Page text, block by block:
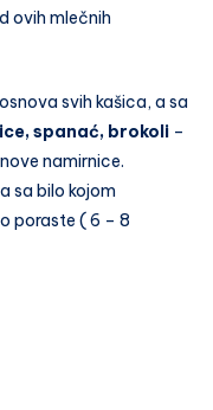
ovih mlečnih
svih kašica, a sa
spanać, brokoli –
namirnice.
sa bilo kojom
poraste ( 6 – 8